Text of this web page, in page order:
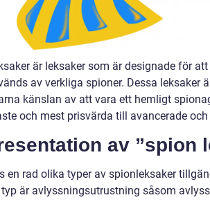
är leksaker som är designade för
av verkliga spioner. Dessa leksaker
känslan av att vara ett hemligt
och mest prisvärda till avancerade
av ”spion
en rad olika typer av spionleksaker
är avlyssningsutrustning såsom